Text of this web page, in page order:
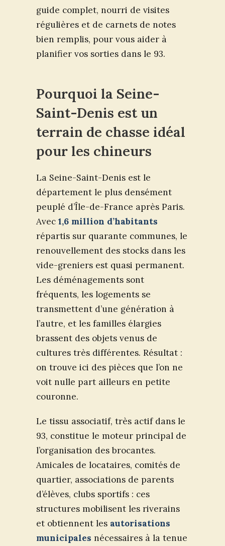
guide complet, nourri de visites
régulières et de carnets de notes
bien remplis, pour vous aider à
planifier vos sorties dans le 93.
Pourquoi la Seine-
Saint-Denis est un
terrain de chasse idéal
pour les chineurs
La Seine-Saint-Denis est le
département le plus densément
peuplé d’Île-de-France après Paris.
Avec 1,6 million d’habitants
répartis sur quarante communes, le
renouvellement des stocks dans les
vide-greniers est quasi permanent.
Les déménagements sont
fréquents, les logements se
transmettent d’une génération à
l’autre, et les familles élargies
brassent des objets venus de
cultures très différentes. Résultat :
on trouve ici des pièces que l’on ne
voit nulle part ailleurs en petite
couronne.
Le tissu associatif, très actif dans le
93, constitue le moteur principal de
l’organisation des brocantes.
Amicales de locataires, comités de
quartier, associations de parents
d’élèves, clubs sportifs : ces
structures mobilisent les riverains
et obtiennent les autorisations
municipales nécessaires à la tenue